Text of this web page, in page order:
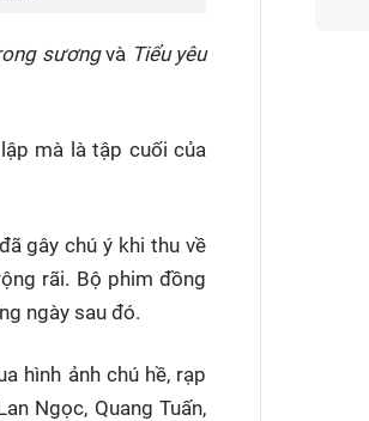
sươngvà Tiểu yêu
mà là tập cuối của
gây chú ý khi thu về
rãi. Bộ phim đồng
ngày sau đó.
hình ảnh chú hề, rạp
Ngọc, Quang Tuấn,